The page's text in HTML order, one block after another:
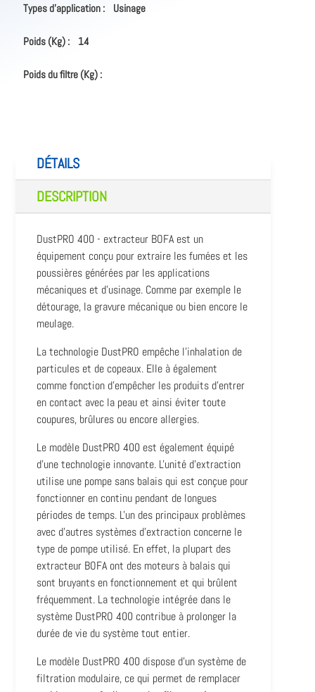
Types d'application : Usinage
Poids (Kg) : 14
Poids du filtre (Kg) :
DÉTAILS
DESCRIPTION
DustPRO 400 - extracteur BOFA est un
équipement conçu pour extraire les fumées et les
poussières générées par les applications
mécaniques et d'usinage. Comme par exemple le
détourage, la gravure mécanique ou bien encore le
meulage.
La technologie DustPRO empêche l'inhalation de
particules et de copeaux. Elle à également
comme fonction d'empêcher les produits d'entrer
en contact avec la peau et ainsi éviter toute
coupures, brûlures ou encore allergies.
Le modèle DustPRO 400 est également équipé
d'une technologie innovante. L'unité d'extraction
utilise une pompe sans balais qui est conçue pour
fonctionner en continu pendant de longues
périodes de temps. L'un des principaux problèmes
avec d'autres systèmes d'extraction concerne le
type de pompe utilisé. En effet, la plupart des
extracteur BOFA ont des moteurs à balais qui
sont bruyants en fonctionnement et qui brûlent
fréquemment. La technologie intégrée dans le
système DustPRO 400 contribue à prolonger la
durée de vie du système tout entier.
Le modèle DustPRO 400 dispose d'un système de
filtration modulaire, ce qui permet de remplacer